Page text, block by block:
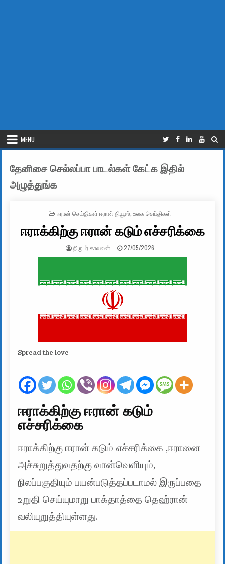
MENU
தேனிசை செல்லப்பா பாடல்கள் கேட்க இதில்
அழுத்துங்க
POSTED IN
ஈரான் செய்திகள் ஈரான் நியூஸ் உலக செய்திகள்
ஈராக்கிற்கு ஈரான் கடும் எச்சரிக்கை
AUTHOR:
நிருபர் காவலன் PUBLISHED DATE:
27/05/2026
Spread the love
ஈராக்கிற்கு ஈரான் கடும்
எச்சரிக்கை
ஈராக்கிற்கு ஈரான் கடும் எச்சரிக்கை ,ஈரானை
அச்சுறுத்துவதற்கு வான்வெளியும்,
நிலப்பகுதியும் பயன்படுத்தப்படாமல் இருப்பதை
உறுதி செய்யுமாறு பாக்தாத்தை தெஹ்ரான்
வலியுறுத்தியுள்ளது.